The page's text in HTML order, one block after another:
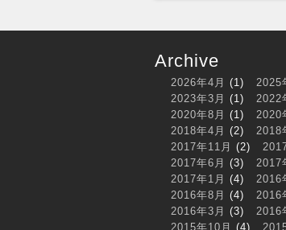
Archive
2026年4月 (1) 2025
2023年3月
(1) 2022
2020年8月
(1) 2020
2018年4月
(2) 2018
2017年11月
(2)
2017年6月
(3) 2017
2017年1月
(4) 2016
2016年8月
(4) 2016
2016年3月
(3) 2016
2015年10月
(4)